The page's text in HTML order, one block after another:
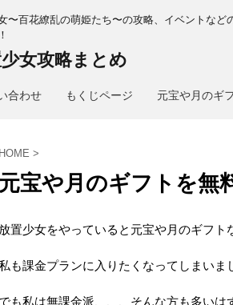
〜百花繚乱の萌姫たち〜の攻略、イベントなど
女攻略まとめ
合わせ もくじページ 元宝や月のギ
HOME >
元宝や月のギフトを無
放置少女をやっていると元宝や月のギフト
も課金プランに入りたくなってしまいま
でも私は無課金派、、、そんな方も多いは